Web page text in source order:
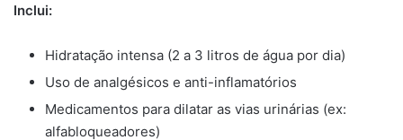
Inclui:
Hidratação intensa (2 a 3 litros de água por dia)
Uso de analgésicos e anti-inflamatórios
Medicamentos para dilatar as vias urinárias (ex:
alfabloqueadores)